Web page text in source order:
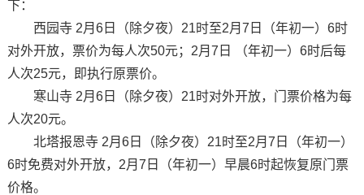
下：
西园寺 2月6日（除夕夜）21时至2月7日（年初一）6时
对外开放，票价为每人次50元；2月7日 （年初一）6时后每
人次25元，即执行原票价。
寒山寺 2月6日（除夕夜）21时对外开放，门票价格为每
人次20元。
北塔报恩寺 2月6日（除夕夜）21时至2月7日（年初一）
6时免费对外开放，2月7日（年初一）早晨6时起恢复原门票
价格。